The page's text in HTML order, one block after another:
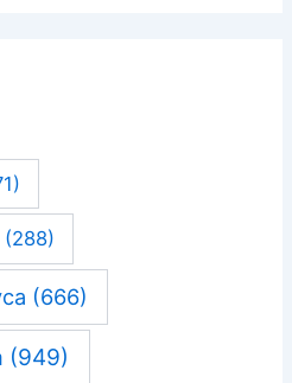
(288)
(666)
(949)